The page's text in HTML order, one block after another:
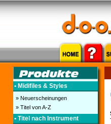
• Midifiles & Styles
» Neuerscheinungen
» Titel von A-Z
• Titel nach Instrument